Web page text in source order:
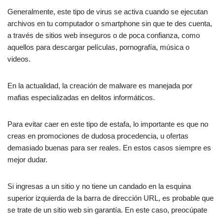
Generalmente, este tipo de virus se activa cuando se ejecutan
archivos en tu computador o smartphone sin que te des cuenta,
a través de sitios web inseguros o de poca confianza, como
aquellos para descargar películas, pornografía, música o
videos.
En la actualidad, la creación de malware es manejada por
mafias especializadas en delitos informáticos.
Para evitar caer en este tipo de estafa, lo importante es que no
creas en promociones de dudosa procedencia, u ofertas
demasiado buenas para ser reales. En estos casos siempre es
mejor dudar.
Si ingresas a un sitio y no tiene un candado en la esquina
superior izquierda de la barra de dirección URL, es probable que
se trate de un sitio web sin garantía. En este caso, preocúpate